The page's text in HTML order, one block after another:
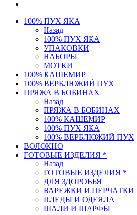
100% ПУХ ЯКА
Назад
100% ПУХ ЯКА
УПАКОВКИ
НАБОРЫ
МОТКИ
100% КАШЕМИР
100% ВЕРБЛЮЖИЙ ПУХ
ПРЯЖА В БОБИНАХ
Назад
ПРЯЖА В БОБИНАХ
100% КАШЕМИР
100% ПУХ ЯКА
100% ВЕРБЛЮЖИЙ ПУХ
ВОЛОКНО
ГОТОВЫЕ ИЗДЕЛИЯ *
Назад
ГОТОВЫЕ ИЗДЕЛИЯ *
ДЛЯ ЗДОРОВЬЯ
ВАРЕЖКИ И ПЕРЧАТКИ
ПЛЕДЫ И ОДЕЯЛА
ШАЛИ И ШАРФЫ